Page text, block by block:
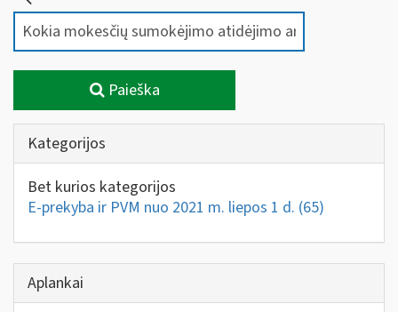
Paieška
Kategorijos
Bet kurios kategorijos
E-prekyba ir PVM nuo 2021 m. liepos 1 d. (65)
Aplankai